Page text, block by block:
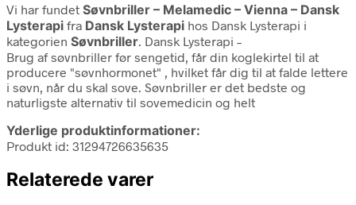
Vi har fundet Søvnbriller – Melamedic – Vienna – Dansk
Lysterapi fra Dansk Lysterapi hos Dansk Lysterapi i
kategorien Søvnbriller. Dansk Lysterapi –
Brug af søvnbriller før sengetid, får din koglekirtel til at
producere "søvnhormonet" , hvilket får dig til at falde lettere
i søvn, når du skal sove. Søvnbriller er det bedste og
naturligste alternativ til sovemedicin og helt
Yderlige produktinformationer:
Produkt id: 31294726635635
Relaterede varer